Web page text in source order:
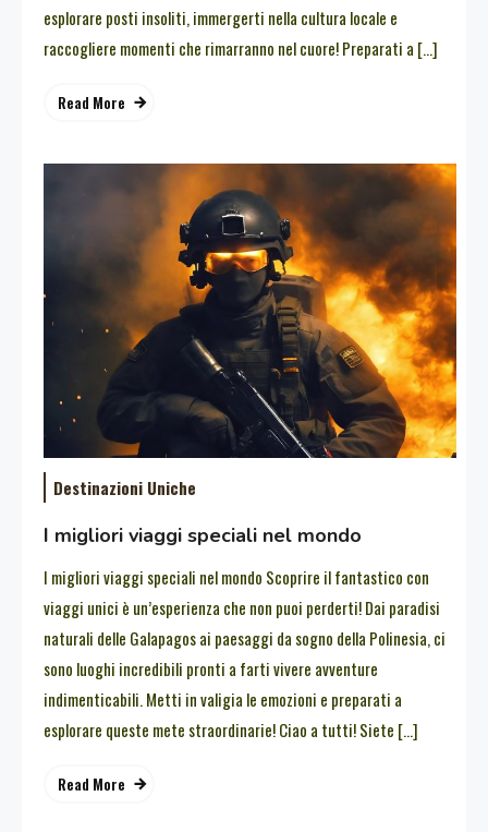
esplorare posti insoliti, immergerti nella cultura locale e
raccogliere momenti che rimarranno nel cuore! Preparati a […]
Read More
Destinazioni Uniche
I migliori viaggi speciali nel mondo
I migliori viaggi speciali nel mondo Scoprire il fantastico con
viaggi unici è un’esperienza che non puoi perderti! Dai paradisi
naturali delle Galapagos ai paesaggi da sogno della Polinesia, ci
sono luoghi incredibili pronti a farti vivere avventure
indimenticabili. Metti in valigia le emozioni e preparati a
esplorare queste mete straordinarie! Ciao a tutti! Siete […]
Read More